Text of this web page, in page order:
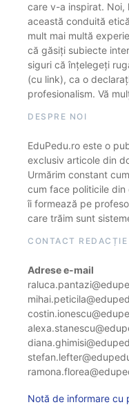
care v-a inspirat. Noi,
această conduită
mult mai multă
că găsiți subiecte
siguri că înțelegeți
(cu link), ca o
profesionalism. Vă
DESPRE NOI
EduPedu.ro este o
exclusiv articole din
Urmărim constant
cum face politicile din
îi formează pe
care trăim sunt
CONTACT REDACȚIE
Adrese e-mail
Notă de informare cu